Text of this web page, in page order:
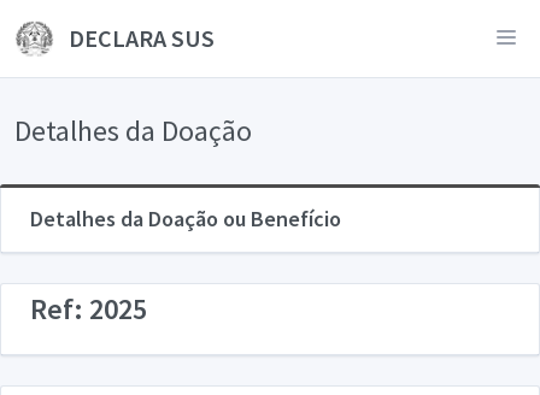
DECLARA SUS
Detalhes da Doação
Detalhes da Doação ou Benefício
Ref: 2025